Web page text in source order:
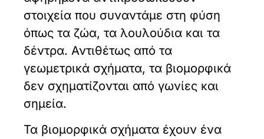
στοιχεία που συναντάμε στη φύση
όπως τα ζώα, τα λουλούδια και τα
δέντρα. Αντιθέτως από τα
γεωμετρικά σχήματα, τα βιομορφικά
δεν σχηματίζονται από γωνίες και
σημεία.
Τα βιομορφικά σχήματα έχουν ένα